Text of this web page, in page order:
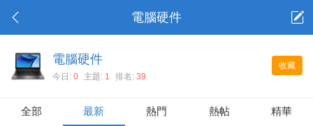
電腦硬件
收藏
電腦硬件
今日: 0 主題: 1 排名: 39
全部 最新 熱門 熱帖 精華